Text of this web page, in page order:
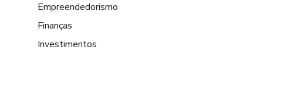
Empreendedorismo
Finanças
Investimentos